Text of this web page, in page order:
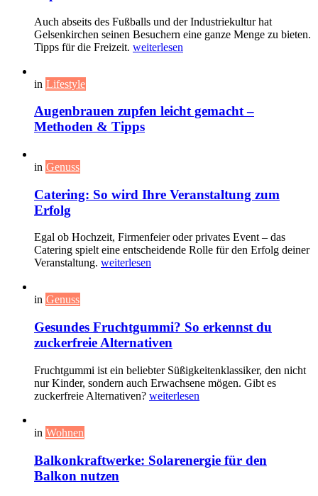
Auch abseits des Fußballs und der Industriekultur hat
Gelsenkirchen seinen Besuchern eine ganze Menge zu bieten.
Tipps für die Freizeit. weiterlesen
in Lifestyle
Augenbrauen zupfen leicht gemacht –
Methoden & Tipps
in Genuss
Catering: So wird Ihre Veranstaltung zum
Erfolg
Egal ob Hochzeit, Firmenfeier oder privates Event – das
Catering spielt eine entscheidende Rolle für den Erfolg deiner
Veranstaltung. weiterlesen
in Genuss
Gesundes Fruchtgummi? So erkennst du
zuckerfreie Alternativen
Fruchtgummi ist ein beliebter Süßigkeitenklassiker, den nicht
nur Kinder, sondern auch Erwachsene mögen. Gibt es
zuckerfreie Alternativen? weiterlesen
in Wohnen
Balkonkraftwerke: Solarenergie für den
Balkon nutzen